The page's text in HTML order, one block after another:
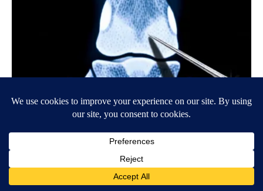
Surgeons: This Simple Trick Will End Knee Pain & Arthritis